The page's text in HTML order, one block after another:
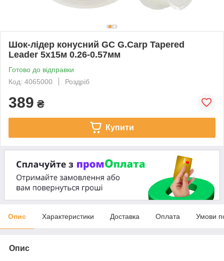
Шок-лідер конусний GC G.Carp Tapered
Leader 5x15м 0.26-0.57мм
Готово до відправки
Код: 4065000
Роздріб
389 ₴
Купити
Опис Характеристики Доставка Оплата Умови
Опис